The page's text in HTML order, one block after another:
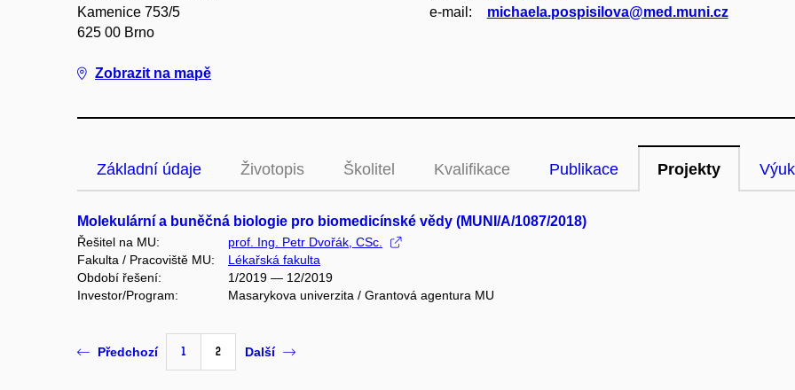
Kamenice 753/5
625 00 Brno
Zobrazit na mapě
e‑mail:
michaela.pospisilova@med.muni.cz
Základní údaje Životopis Školitel Kvalifikace Publikace Projekty
Molekulární a buněčná biologie pro biomedicínské vědy (MUNI/A/1087/2018)
Řešitel na MU:
prof. Ing. Petr Dvořák, CSc.
Fakulta / Pracoviště MU:
Lékařská fakulta
Období řešení:
1/2019 — 12/2019
Investor/Program:
Masarykova univerzita / Grantová agentura MU
Předchozí 1 2 Další